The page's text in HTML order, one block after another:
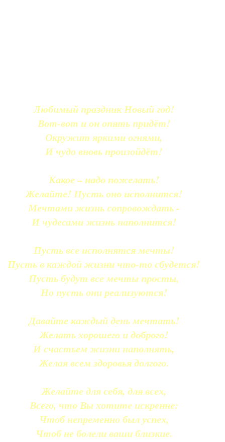
Любимый праздник Новый год!
Вот-вот и он опять придёт!
Окружит яркими огнями,
И чудо вновь произойдёт!
Какое – надо пожелать!
Желайте! Пусть оно исполнится!
Мечтами жизнь сопровождать -
И чудесами жизнь наполнится!
Пусть все исполнятся мечты!
Пусть в каждой жизни что-то сбудется!
Пусть будут все мечты просты,
Но пусть они реализуются!
Давайте каждый день мечтать!
Желать хорошего и доброго!
И счастьем жизни наполнять,
Желая всем здоровья долгого.
Желайте для себя, для всех,
Всего, что Вы хотите искренне:
Чтоб непременно был успех,
Чтоб не болели ваши близкие.